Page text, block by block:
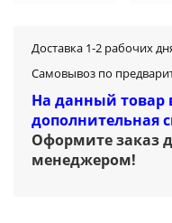
Доставка 1-2 рабочих
Самовывоз по
На данный товар
дополнительная
Оформите заказ
менеджером!